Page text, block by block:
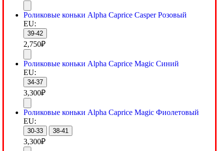
Роликовые коньки Alpha Caprice Casper Розовый
EU:
39-42
2,750₽
Роликовые коньки Alpha Caprice Magic Синий
EU:
34-37
3,300₽
Роликовые коньки Alpha Caprice Magic Фиолетовый
EU:
30-33 38-41
3,300₽